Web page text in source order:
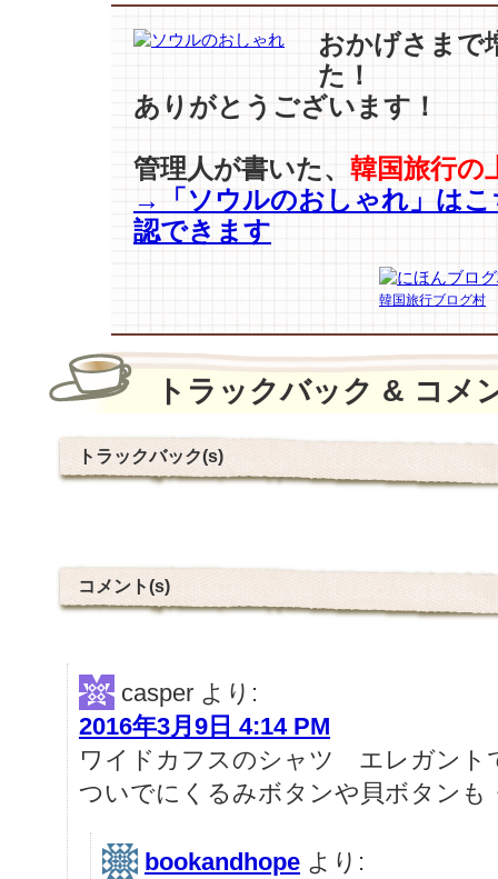
おかげさまで
た！
ありがとうございます！
管理人が書いた、 韓国旅行の
→「ソウルのおしゃれ」はこ
認できます
韓国旅行ブログ村
トラックバック & コメ
トラックバック(s)
コメント(s)
casper より:
2016年3月9日 4:14 PM
ワイドカフスのシャツ エレガント
ついでにくるみボタンや貝ボタンも
bookandhope より: